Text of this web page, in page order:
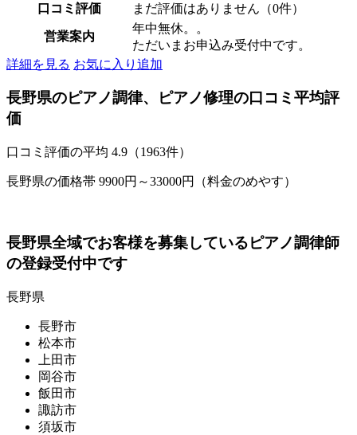
口コミ評価 まだ評価はありません（0件）
営業案内
年中無休。。
ただいまお申込み受付中です。
詳細を見る お気に入り追加
長野県のピアノ調律、ピアノ修理の口コミ平均評
価
口コミ評価の平均 4.9（1963件）
長野県の価格帯 9900円～33000円（料金のめやす）
長野県全域でお客様を募集しているピアノ調律師
の登録受付中です
長野県
長野市
松本市
上田市
岡谷市
飯田市
諏訪市
須坂市